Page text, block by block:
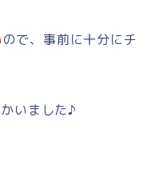
ので、事前に十分にチ
いました♪